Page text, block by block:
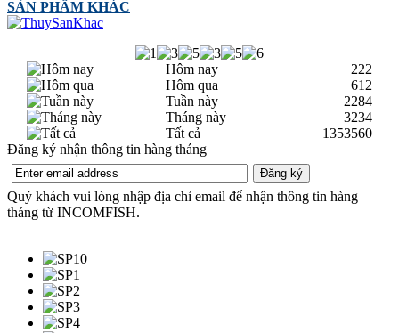
SẢN PHẨM KHÁC
Hôm nay
222
Hôm qua
612
Tuần này
2284
Tháng này
3234
Tất cả
1353560
Đăng ký nhận thông tin hàng tháng
Quý khách vui lòng nhập địa chỉ email để nhận thông tin hàng
tháng từ INCOMFISH.